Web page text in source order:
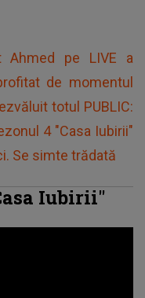
Ahmed pe LIVE a
de momentul
totul PUBLIC:
4 "Casa Iubirii"
Se simte trădată
Iubirii"